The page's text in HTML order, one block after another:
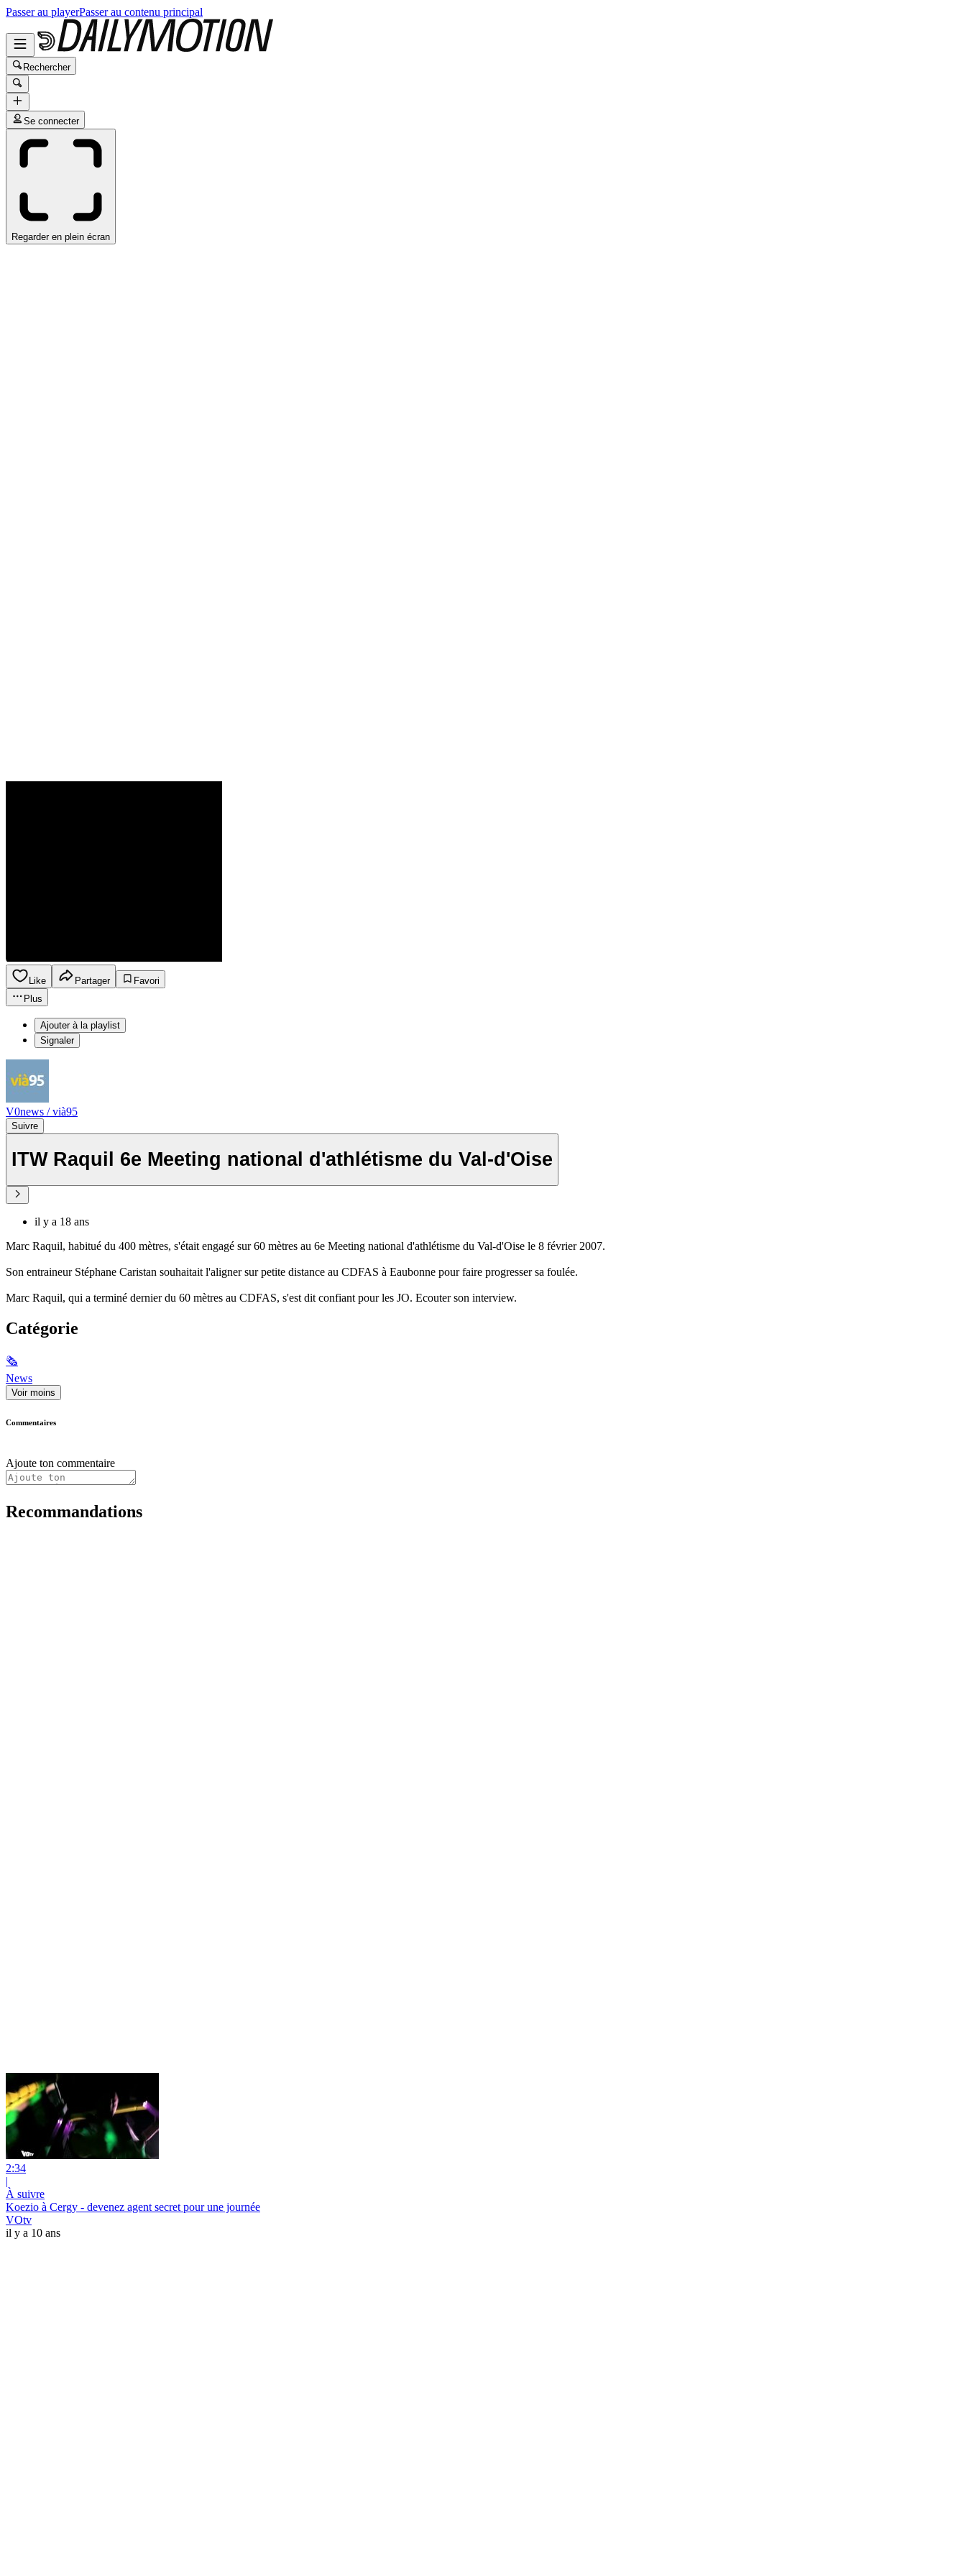
Passer au playerPasser au contenu principal
Rechercher
Se connecter
Regarder en plein écran
Like Partager
Favori
Plus
Ajouter à la playlist
Signaler
V0news / vià95
Suivre
ITW Raquil 6e Meeting national d'athlétisme du Val-d'Oise
il y a 18 ans
Marc Raquil, habitué du 400 mètres, s'était engagé sur 60 mètres au 6e Meeting national d'athlétisme du Val-d'Oise le 8 février 2007.
Son entraineur Stéphane Caristan souhaitait l'aligner sur petite distance au CDFAS à Eaubonne pour faire progresser sa foulée.
Marc Raquil, qui a terminé dernier du 60 mètres au CDFAS, s'est dit confiant pour les JO. Ecouter son interview.
Catégorie
🗞
News
Voir moins
Commentaires
Ajoute ton commentaire
Recommandations
2:34
|
À suivre
Koezio à Cergy - devenez agent secret pour une journée
VOtv
il y a 10 ans